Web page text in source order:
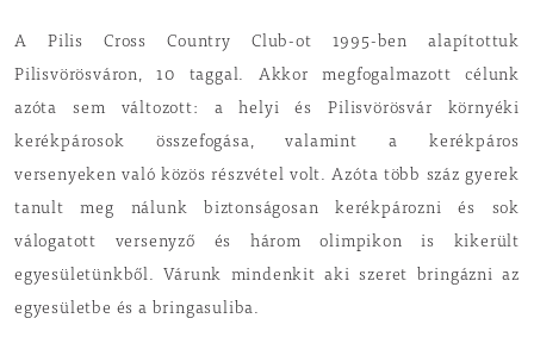
A Pilis Cross Country Club-ot 1995-ben alapítottuk
Pilisvörösváron, 10 taggal. Akkor megfogalmazott célunk
azóta sem változott: a helyi és Pilisvörösvár környéki
kerékpárosok összefogása, valamint a kerékpáros
versenyeken való közös részvétel volt. Azóta több száz gyerek
tanult meg nálunk biztonságosan kerékpározni és sok
válogatott versenyző és három olimpikon is kikerült
egyesületünkből. Várunk mindenkit aki szeret bringázni az
egyesületbe és a bringasuliba.